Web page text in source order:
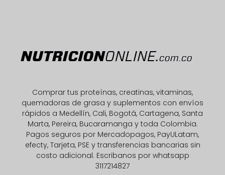
Comprar tus proteínas, creatinas, vitaminas,
quemadoras de grasa y suplementos con envíos
rápidos a Medellín, Cali, Bogotá, Cartagena, Santa
Marta, Pereira, Bucaramanga y toda Colombia.
Pagos seguros por Mercadopagos, PayULatam,
efecty, Tarjeta, PSE y transferencias bancarias sin
costo adicional. Escribanos por whatsapp
3117214827